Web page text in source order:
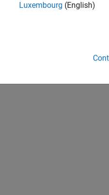
Luxembourg (English)